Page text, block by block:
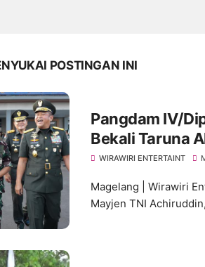
POSTINGAN INI
Pangdam IV/
Bekali Taruna
AD Menuju
WIRAWIRI ENTERTAINT
Magelang | Wirawiri
Mayjen TNI